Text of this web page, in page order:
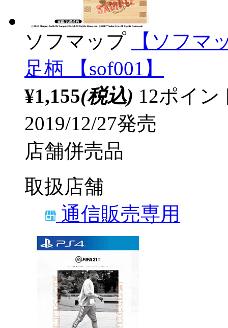
ソフマップ
【ソフマ
足柄 【sof001】
¥1,155(税込) 12ポイ
2019/12/27発売
店舗併売品
取扱店舗
通信販売専用